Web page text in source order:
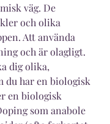
väg. De
och olika
Att använda
och är olagligt.
dig olika,
du har en biologisk
en biologisk
som anabole